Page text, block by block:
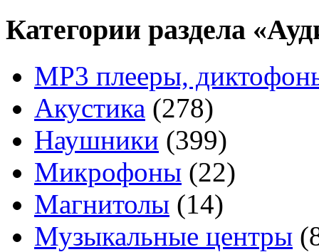
Категории раздела
MP3 плееры,
Акустика (278)
Наушники (399)
Микрофоны (22)
Магнитолы (14)
Музыкальные центры